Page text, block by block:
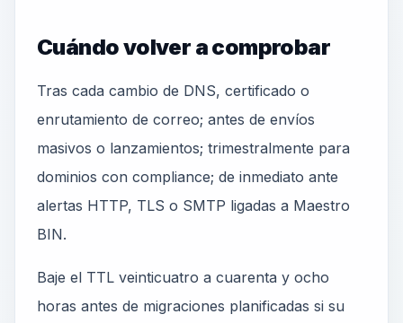
Cuándo volver a comprobar
Tras cada cambio de DNS, certificado o
enrutamiento de correo; antes de envíos
masivos o lanzamientos; trimestralmente para
dominios con compliance; de inmediato ante
alertas HTTP, TLS o SMTP ligadas a Maestro
BIN.
Baje el TTL veinticuatro a cuarenta y ocho
horas antes de migraciones planificadas si su